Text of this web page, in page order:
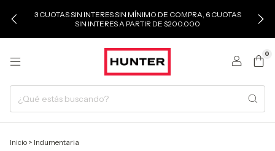
3 CUOTAS SIN INTERES SIN MÍNIMO DE COMPRA, 6 CUOTAS
SIN INTERES A PARTIR DE $200.000
0
Inicio > Indumentaria